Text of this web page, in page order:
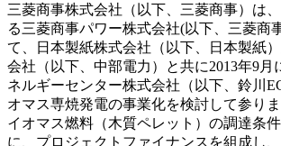
三菱商事株式会社（以下、三菱商事）は
る三菱商事パワー株式会社(以下、三菱商
て、日本製紙株式会社（以下、日本製紙
会社（以下、中部電力）と共に2013年9月
ネルギーセンター株式会社（以下、鈴川
オマス専焼発電の事業化を検討して参り
イオマス燃料（木質ペレット）の調達条
に、プロジェクトファイナンスを組成し